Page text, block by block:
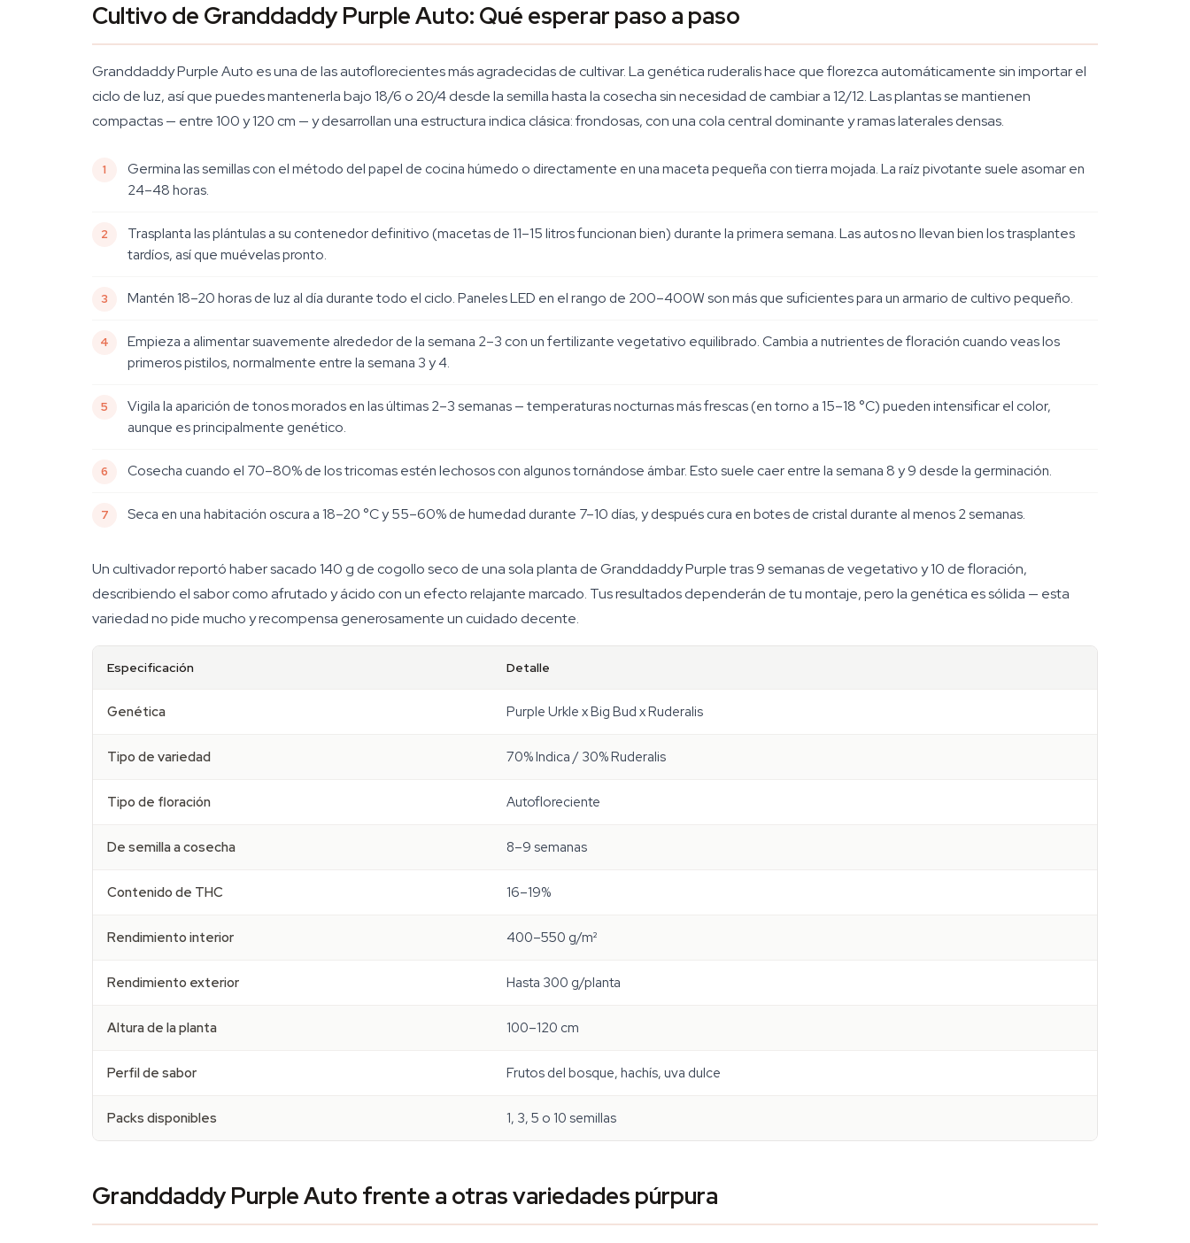
Cultivo de Granddaddy Purple Auto: Qué esperar paso a paso
Granddaddy Purple Auto es una de las autoflorecientes más agradecidas de cultivar. La genética ruderalis hace que florezca automáticamente sin importar el
ciclo de luz, así que puedes mantenerla bajo 18/6 o 20/4 desde la semilla hasta la cosecha sin necesidad de cambiar a 12/12. Las plantas se mantienen
compactas — entre 100 y 120 cm — y desarrollan una estructura indica clásica: frondosas, con una cola central dominante y ramas laterales densas.
Germina las semillas con el método del papel de cocina húmedo o directamente en una maceta pequeña con tierra mojada. La raíz pivotante suele asomar en
24–48 horas.
Trasplanta las plántulas a su contenedor definitivo (macetas de 11–15 litros funcionan bien) durante la primera semana. Las autos no llevan bien los trasplantes
tardíos, así que muévelas pronto.
Mantén 18–20 horas de luz al día durante todo el ciclo. Paneles LED en el rango de 200–400W son más que suficientes para un armario de cultivo pequeño.
Empieza a alimentar suavemente alrededor de la semana 2–3 con un fertilizante vegetativo equilibrado. Cambia a nutrientes de floración cuando veas los
primeros pistilos, normalmente entre la semana 3 y 4.
Vigila la aparición de tonos morados en las últimas 2–3 semanas — temperaturas nocturnas más frescas (en torno a 15–18 °C) pueden intensificar el color,
aunque es principalmente genético.
Cosecha cuando el 70–80% de los tricomas estén lechosos con algunos tornándose ámbar. Esto suele caer entre la semana 8 y 9 desde la germinación.
Seca en una habitación oscura a 18–20 °C y 55–60% de humedad durante 7–10 días, y después cura en botes de cristal durante al menos 2 semanas.
Un cultivador reportó haber sacado 140 g de cogollo seco de una sola planta de Granddaddy Purple tras 9 semanas de vegetativo y 10 de floración,
describiendo el sabor como afrutado y ácido con un efecto relajante marcado. Tus resultados dependerán de tu montaje, pero la genética es sólida — esta
variedad no pide mucho y recompensa generosamente un cuidado decente.
Especificación Detalle
Genética Purple Urkle x Big Bud x Ruderalis
Tipo de variedad 70% Indica / 30% Ruderalis
Tipo de floración Autofloreciente
De semilla a cosecha 8–9 semanas
Contenido de THC 16–19%
Rendimiento interior 400–550 g/m²
Rendimiento exterior Hasta 300 g/planta
Altura de la planta 100–120 cm
Perfil de sabor Frutos del bosque, hachís, uva dulce
Packs disponibles 1, 3, 5 o 10 semillas
Granddaddy Purple Auto frente a otras variedades púrpura